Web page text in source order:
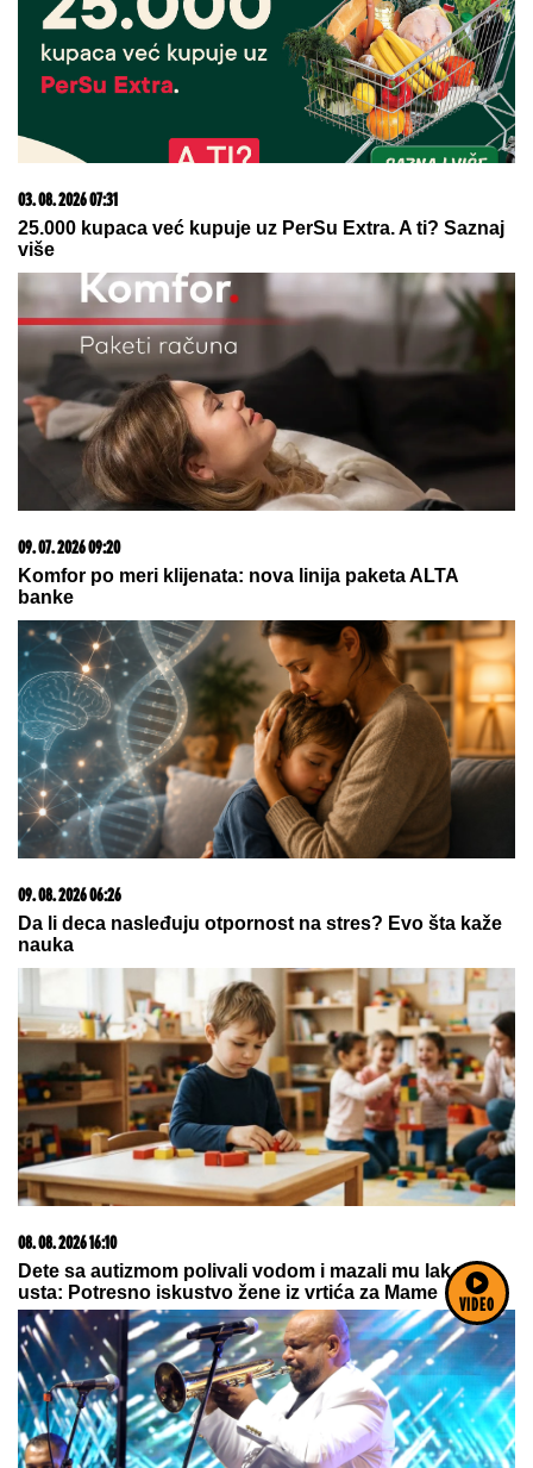
VIDEO
09. 08. 2026 08:57
Наша планета мијења боју: Застрашујући феномен
који убрзава глобално загријевање
09. 08. 2026 08:52
KAKAV MALER! Srbija bez jedne od NAJBOLJIH na
sledećem takmičenju?! Povreda je bila jača od velike
želje, evo i svih detalja
09. 08. 2026 06:24
Mame, danas ne čistimo kuću. Poštujemo Svetog
Panteliju
15. 07. 2026 07:44
Većina građana izgubi novac pre nego što stigne na
letovanje - ovih 7 troškova skoro niko ne planira
06. 08. 2026 09:39